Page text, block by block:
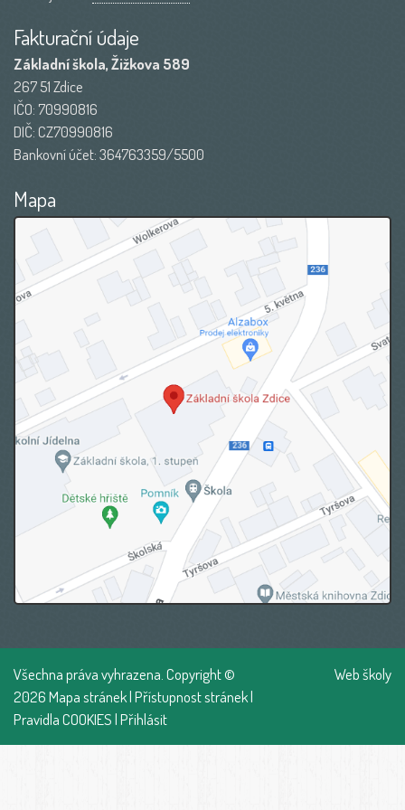
Fakturační údaje
Základní škola, Žižkova 589
267 51 Zdice
IČO: 70990816
DIČ: CZ70990816
Bankovní účet: 364763359/5500
Mapa
Všechna práva vyhrazena. Copyright ©
2026Mapa stránek|Přístupnost stránek|
Pravidla COOKIES|Přihlásit
Web školy